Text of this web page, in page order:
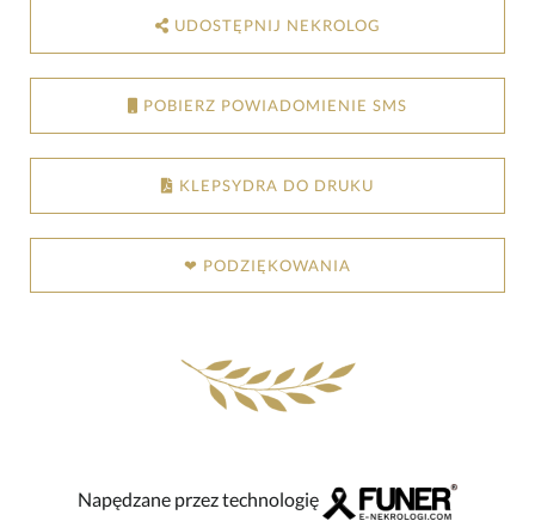
UDOSTĘPNIJ NEKROLOG
POBIERZ POWIADOMIENIE SMS
KLEPSYDRA DO DRUKU
❤ PODZIĘKOWANIA
Napędzane przez technologię